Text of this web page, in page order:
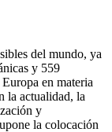
del mundo, ya
y 559
en materia
la actualidad, la
y
la colocación